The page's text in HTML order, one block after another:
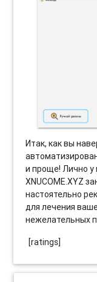
Итак, как вы
и проще! Лично у
XNUCOME.XYZ
настоятельно
для лечения
нежелательных
[ratings]